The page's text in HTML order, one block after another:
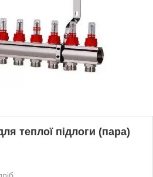
теплої підлоги (пара)